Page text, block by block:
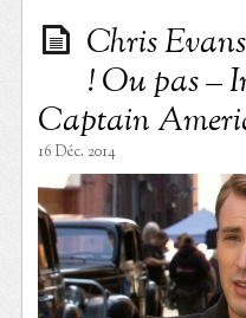
Chris
! Ou pas –
Captain
16 Déc. 2014